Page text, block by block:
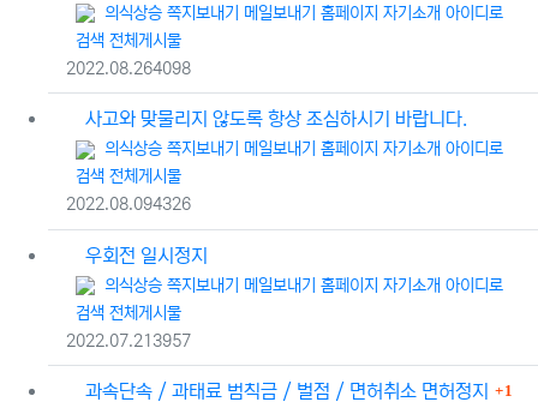
등록자의식상승 쪽지보내기 메일보내기 홈페이지 자기소개 아이디로
검색 전체게시물
등록일
2022.08.26조회
4098
사고와 맞물리지 않도록 항상 조심하시기 바랍니다.
등록자의식상승 쪽지보내기 메일보내기 홈페이지 자기소개 아이디로
검색 전체게시물
등록일
2022.08.09조회
4326
우회전 일시정지
등록자의식상승 쪽지보내기 메일보내기 홈페이지 자기소개 아이디로
검색 전체게시물
등록일
2022.07.21 조회
3957
과속단속 / 과태료 범칙금 / 벌점 / 면허취소 면허정지 댓글
1